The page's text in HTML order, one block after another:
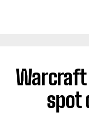
Warcraft
spot